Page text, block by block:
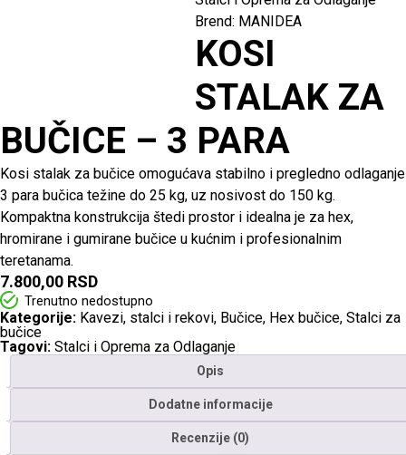
Brend: MANIDEA
KOSI
STALAK ZA
BUČICE – 3 PARA
Kosi stalak za bučice omogućava stabilno i pregledno odlaganje
3 para bučica težine do 25 kg, uz nosivost do 150 kg.
Kompaktna konstrukcija štedi prostor i idealna je za hex,
hromirane i gumirane bučice u kućnim i profesionalnim
teretanama.
7.800,00 RSD
Trenutno nedostupno
Kategorije: Kavezi, stalci i rekovi, Bučice, Hex bučice, Stalci za
bučice
Tagovi: Stalci i Oprema za Odlaganje
Opis
Dodatne informacije
Recenzije (0)